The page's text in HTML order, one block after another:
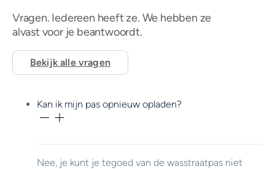
Vragen. Iedereen heeft ze. We hebben ze
alvast voor je beantwoordt.
Bekijk alle vragen
Kan ik mijn pas opnieuw opladen?
Nee, je kunt je tegoed van de wasstraatpas niet